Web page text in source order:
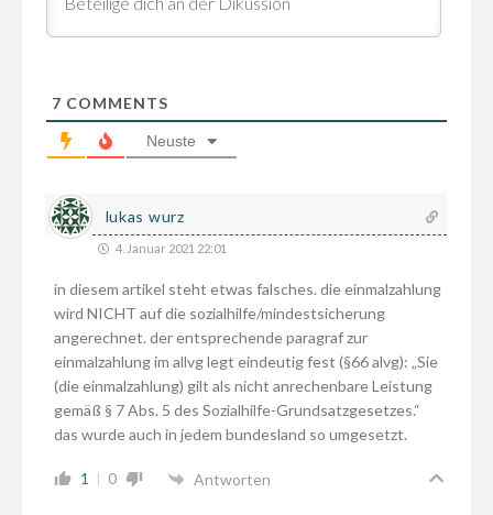
7 COMMENTS
Neuste
lukas wurz
4. Januar 2021 22:01
in diesem artikel steht etwas falsches. die einmalzahlung
wird NICHT auf die sozialhilfe/mindestsicherung
angerechnet. der entsprechende paragraf zur
einmalzahlung im allvg legt eindeutig fest (§66 alvg): „Sie
(die einmalzahlung) gilt als nicht anrechenbare Leistung
gemäß § 7 Abs. 5 des Sozialhilfe-Grundsatzgesetzes.“
das wurde auch in jedem bundesland so umgesetzt.
1 0 Antworten